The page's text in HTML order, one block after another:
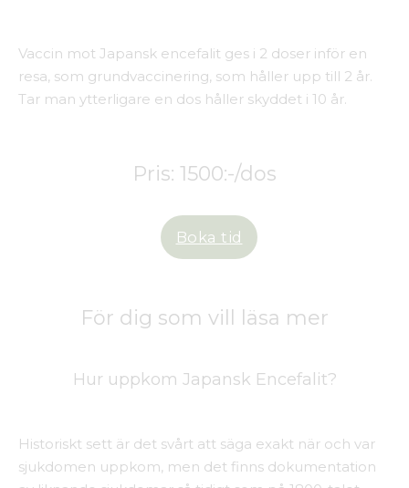
Vaccin mot Japansk encefalit ges i 2 doser inför en
resa, som grundvaccinering, som håller upp till 2 år.
Tar man ytterligare en dos håller skyddet i 10 år.
Pris: 1500:-/dos
Boka tid
För dig som vill läsa mer
Hur uppkom Japansk Encefalit?
Historiskt sett är det svårt att säga exakt när och var
sjukdomen uppkom, men det finns dokumentation